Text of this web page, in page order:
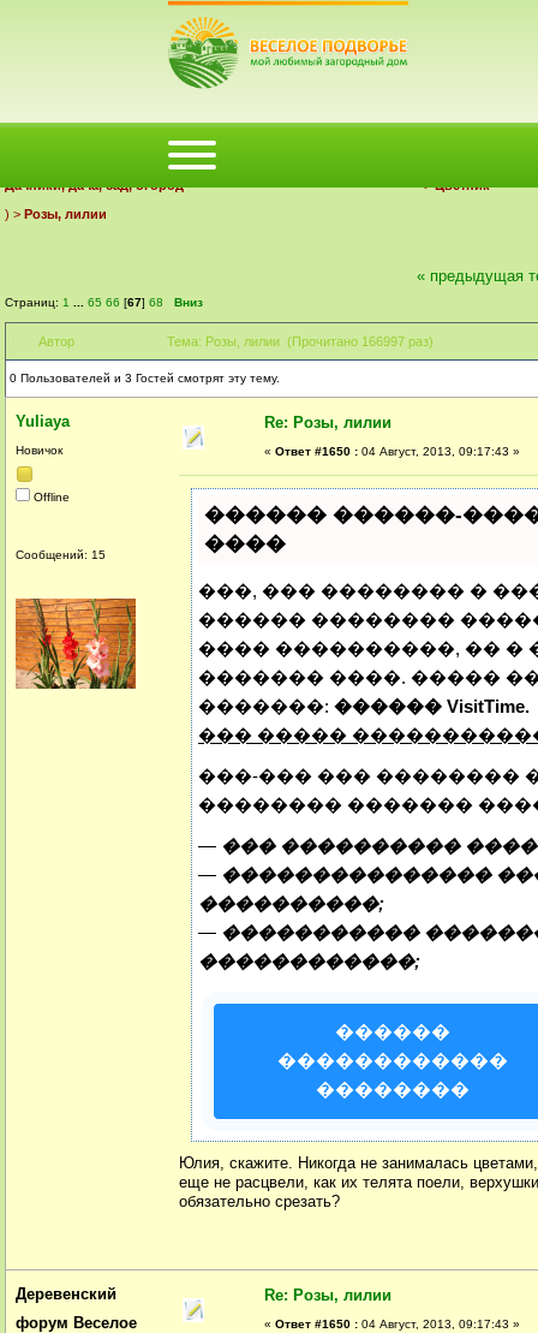
КАЛЕНДАРЬ ВОЙТИ РЕГИСТРАЦИЯ
Деревенский форум Веселое Подворье | Загородный дом
Дачники, дача, сад, огород
>Цветник
) > Розы, лилии
Страниц: 1 65 66 [67] 68 Вниз
« предыдущая
Автор Тема: Розы, лилии (Прочитано 166997 раз)
0 Пользователей и 3 Гостей смотрят эту тему.
Yuliaya
Новичок
Offline
Сообщений: 15
Re: Розы, лилии
« Ответ #1650 : 04 Август, 2013, 09:17:43 »
������ ������-
����
���, ��� �������� �
������ ��������
���� ����������, �� �
������� ����. �����
�������: ������ VisitTime.
��� �����
���-��� ��� ��������
�������� �������
— ��� ����������
— ���������������
����������;
— �����������
������������;
������
������������
��������
Юлия, скажите. Никогда не занималась
еще не расцвели, как их телята поели,
обязательно срезать?
Деревенский
форум Веселое
Re: Розы, лилии
« Ответ #1650 : 04 Август, 2013, 09:17:43 »